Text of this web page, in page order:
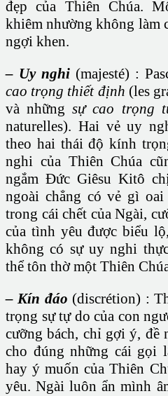
đẹp của Thiên Chúa.
khiêm nhường không làm
ngợi khen.
– Uy nghi (majesté) :
cao trọng thiết định (les
và nhữngsự cao trọng
naturelles). Hai vẻ uy
theo hai thái độ kính
nghi của Thiên Chúa
ngắm Đức Giêsu Kitô
ngoài chẳng có vẻ gì
trong cái chết của Ngài,
của tình yêu được biểu
không có sự uy nghi
thể tôn thờ một Thiên
– Kín đáo (discrétion) :
trọng sự tự do của con
cưỡng bách, chỉ gợi ý, đề
cho đúng những cái gọi
hay ý muốn của Thiên
yêu. Ngài luôn ẩn mình